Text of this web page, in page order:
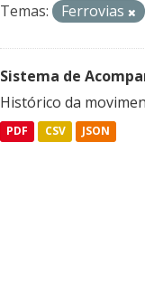
Temas: Ferrovias
Sistema de
Histórico da
PDF CSV JSON